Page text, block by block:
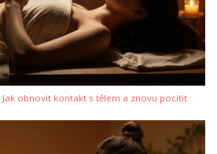
obnovit kontakt s tělem a znovu pocítit